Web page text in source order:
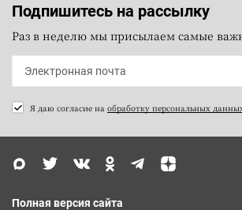
Подпишитесь на рассылку
Раз в неделю мы присылаем самые
Я даю согласие на обработку персональных
Полная версия сайта